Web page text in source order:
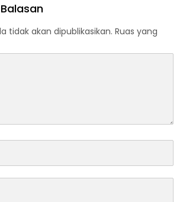
tidak akan dipublikasikan. Ruas yang